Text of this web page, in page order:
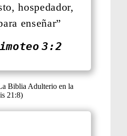
hospedador,
enseñar”
3:2